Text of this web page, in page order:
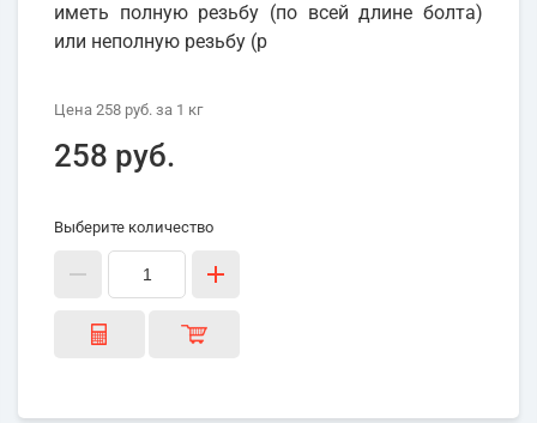
иметь полную резьбу (по всей длине болта)
или неполную резьбу (р
Цена 258 руб. за 1 кг
258 руб.
Выберите количество